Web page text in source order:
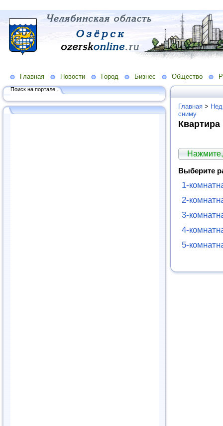
Главная Новости Город Бизнес Общество
Поиск на портале...
Главная >
сниму
Квартира
Выберите
1-
2-
3-
4-
5-